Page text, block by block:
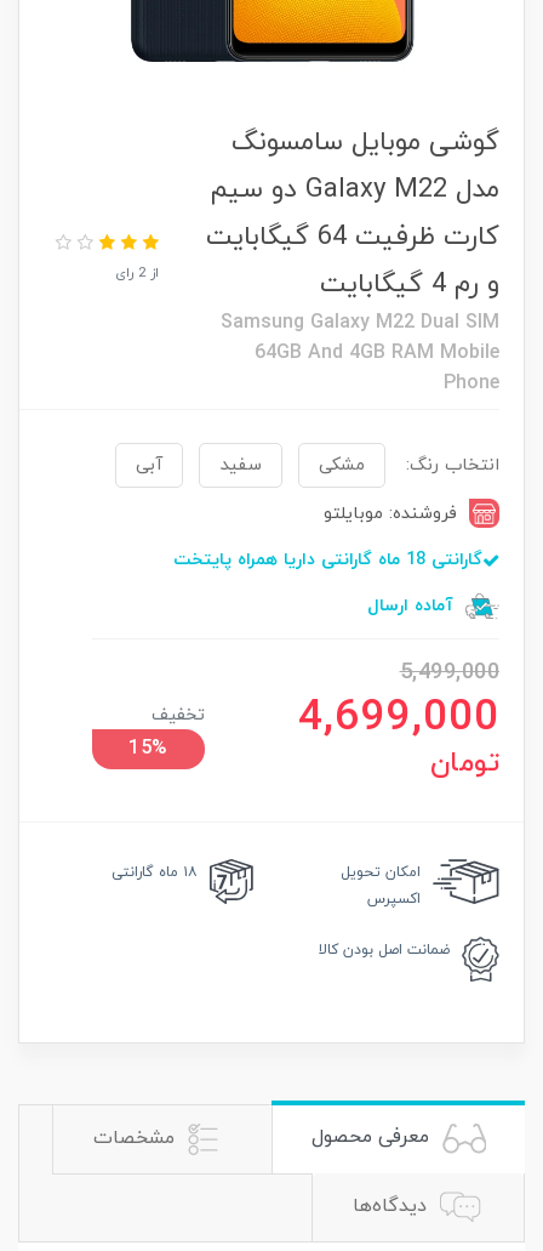
گوشی موبایل سامسونگ
مدل Galaxy M22 دو سیم
کارت ظرفیت 64 گیگابایت
و رم 4 گیگابایت
Samsung Galaxy M22 Dual SIM
64GB And 4GB RAM Mobile
Phone
از 2 رای
انتخاب رنگ: مشکی سفید
آبی
فروشنده: موبایلتو
گارانتی 18 ماه گارانتی داریا همراه پایتخت
آماده ارسال
5,499,000
4,699,000
تومان
تخفیف
15%
امکان تحویل
اکسپرس
۱۸ ماه گارانتی
ضمانت اصل بودن کالا
معرفی محصول مشخصات
دیدگاه‌ها